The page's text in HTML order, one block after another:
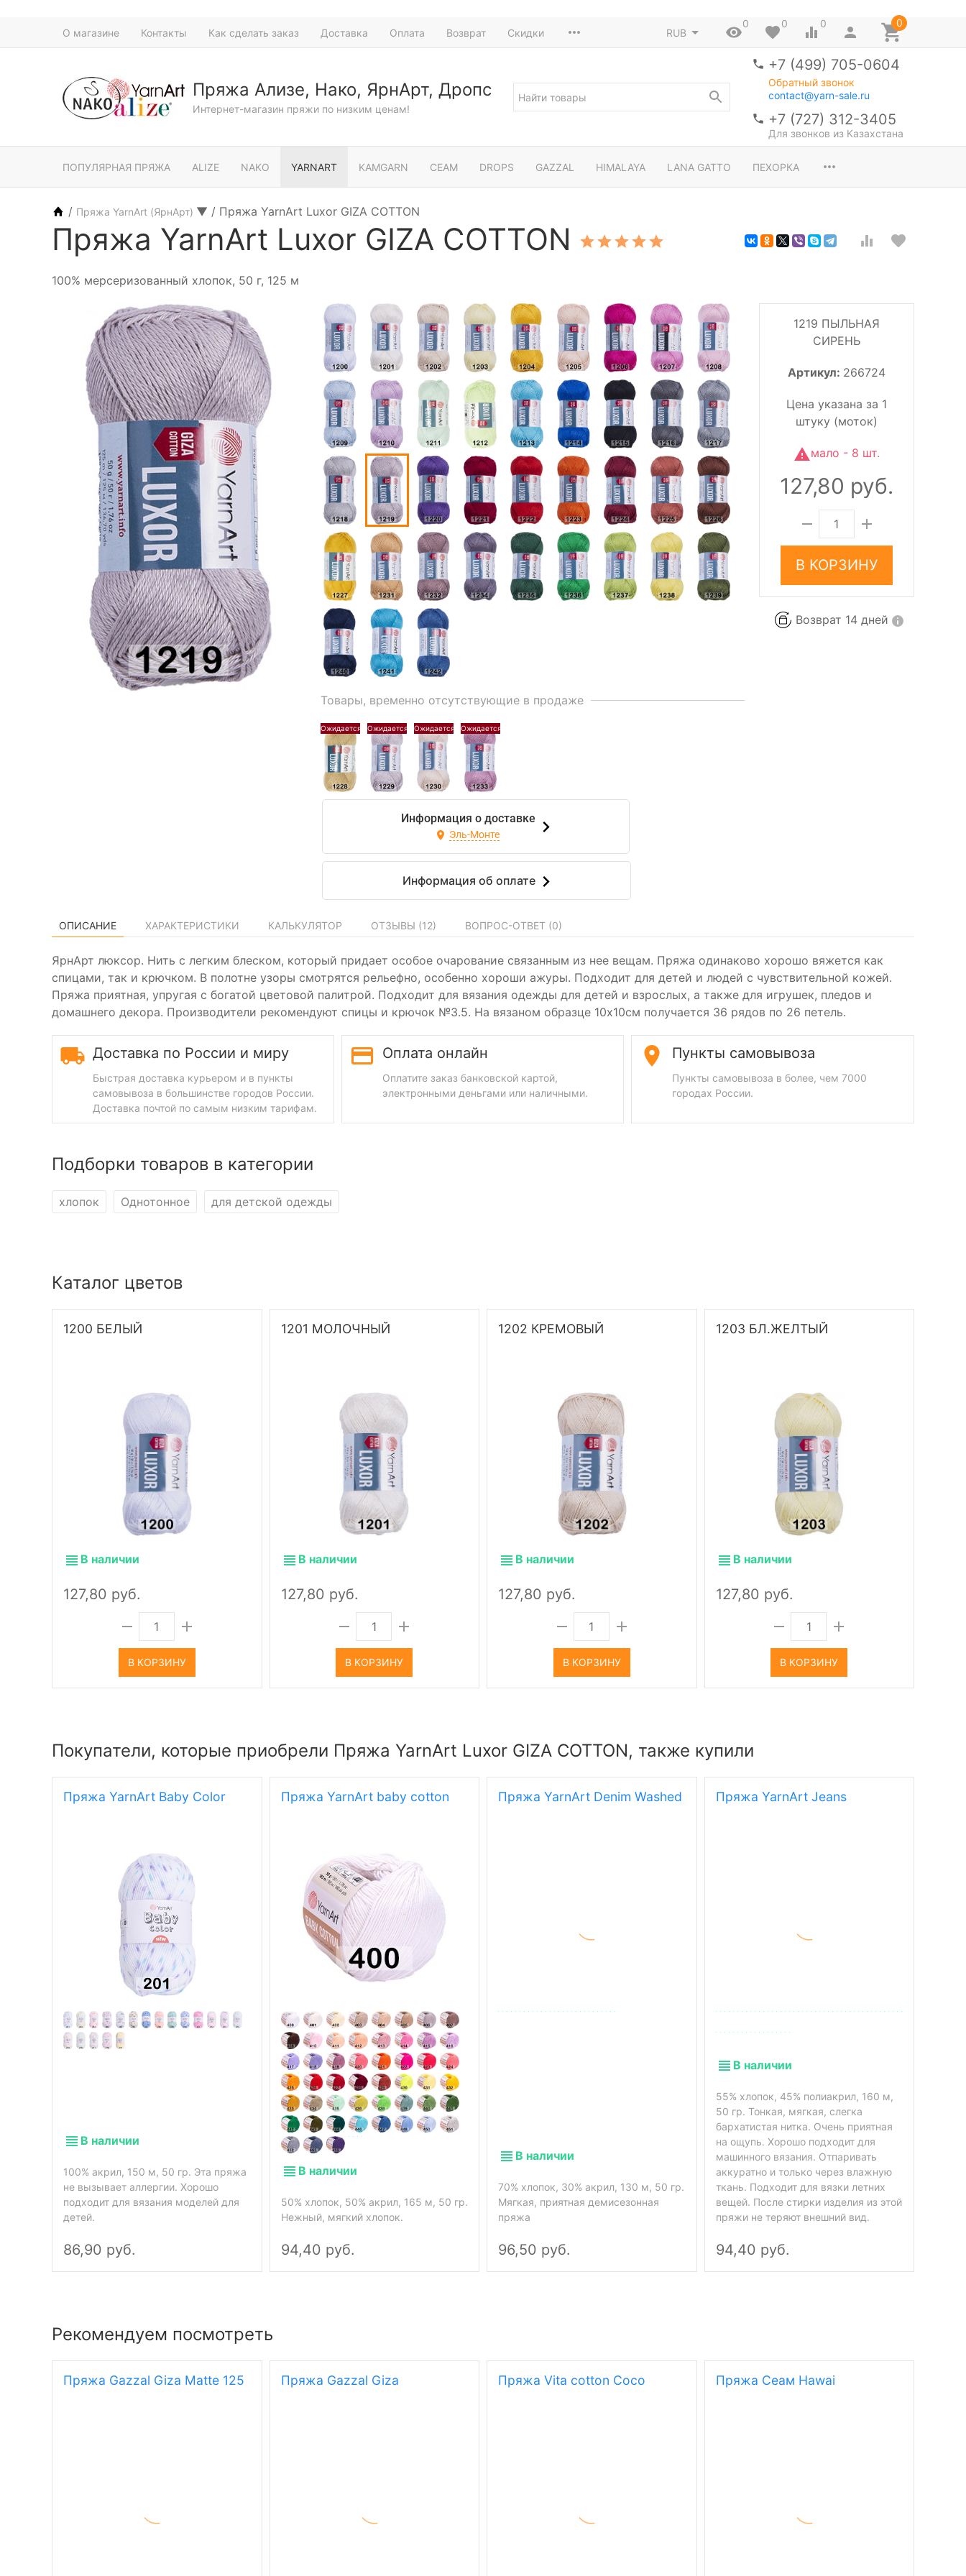
О магазине Контакты Как сделать заказ Доставка Оплата Возврат Скидки RUB
0 0 0 0
Пряжа Ализе, Нако, ЯрнАрт, Дропс
Интернет-магазин пряжи по низким ценам!
+7 (499) 705-0604
Обратный звонок
contact@yarn-sale.ru
+7 (727) 312-3405
Для звонков из Казахстана
ПОПУЛЯРНАЯ ПРЯЖА ALIZE NAKO YARNART KAMGARN СЕАМ DROPS GAZZAL HIMALAYA LANA GATTO ПЕХОРКА
/ Пряжа YarnArt (ЯрнАрт) ▼ / Пряжа YarnArt Luxor GIZA COTTON
Пряжа YarnArt Luxor GIZA COTTON
100% мерсеризованный хлопок, 50 г, 125 м
Товары, временно отсутствующие в продаже
Информация о доставке
Эль-Монте
Информация об оплате
1219 ПЫЛЬНАЯ
СИРЕНЬ
Артикул: 266724
Цена указана за 1
штуку (моток)
мало - 8 шт.
127,80 руб.
В КОРЗИНУ
Возврат 14 дней
ОПИСАНИЕ ХАРАКТЕРИСТИКИ КАЛЬКУЛЯТОР ОТЗЫВЫ (12) ВОПРОС-ОТВЕТ (0)
ЯрнАрт люксор. Нить с легким блеском, который придает особое очарование связанным из нее вещам. Пряжа одинаково хорошо вяжется как
спицами, так и крючком. В полотне узоры смотрятся рельефно, особенно хороши ажуры. Подходит для детей и людей с чувствительной кожей.
Пряжа приятная, упругая с богатой цветовой палитрой. Подходит для вязания одежды для детей и взрослых, а также для игрушек, пледов и
домашнего декора. Производители рекомендуют спицы и крючок №3.5. На вязаном образце 10х10см получается 36 рядов по 26 петель.
Доставка по России и миру
Быстрая доставка курьером и в пункты
самовывоза в большинстве городов России.
Доставка почтой по самым низким тарифам.
Оплата онлайн
Оплатите заказ банковской картой,
электронными деньгами или наличными.
Пункты самовывоза
Пункты самовывоза в более, чем 7000
городах России.
Подборки товаров в категории
хлопок Однотонное для детской одежды
Каталог цветов
1200 БЕЛЫЙ
В наличии
127,80 руб.
В КОРЗИНУ
1201 МОЛОЧНЫЙ
В наличии
127,80 руб.
В КОРЗИНУ
1202 КРЕМОВЫЙ
В наличии
127,80 руб.
В КОРЗИНУ
1203 БЛ.ЖЕЛТЫЙ
В наличии
127,80 руб.
В КОРЗИНУ
Покупатели, которые приобрели Пряжа YarnArt Luxor GIZA COTTON, также купили
Пряжа YarnArt Baby Color
В наличии
100% акрил, 150 м, 50 гр. Эта пряжа
не вызывает аллергии. Хорошо
подходит для вязания моделей для
детей.
86,90 руб.
Пряжа YarnArt baby cotton
В наличии
50% хлопок, 50% акрил, 165 м, 50 гр.
Нежный, мягкий хлопок.
94,40 руб.
Пряжа YarnArt Denim Washed
В наличии
70% хлопок, 30% акрил, 130 м, 50 гр.
Мягкая, приятная демисезонная
пряжа
96,50 руб.
Пряжа YarnArt Jeans
В наличии
55% хлопок, 45% полиакрил, 160 м,
50 гр. Тонкая, мягкая, слегка
бархатистая нитка. Очень приятная
на ощупь. Хорошо подходит для
машинного вязания. Отпаривать
аккуратно и только через влажную
ткань. Подходит для вязки летних
вещей. После стирки изделия из этой
пряжи не теряют внешний вид.
94,40 руб.
Рекомендуем посмотреть
Пряжа Gazzal Giza Matte 125 Пряжа Gazzal Giza Пряжа Vita cotton Coco Пряжа Сеам Hawai